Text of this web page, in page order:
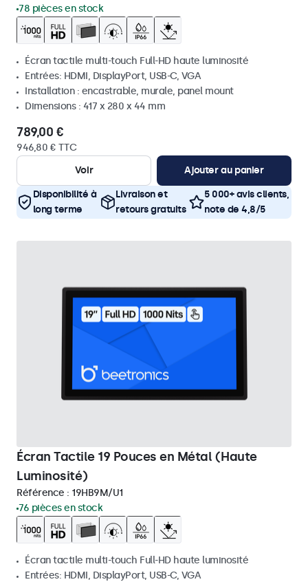
78 pièces en stock
Écran tactile multi-touch Full-HD haute luminosité
Entrées: HDMI, DisplayPort, USB-C, VGA
Installation : encastrable, murale, panel mount
Dimensions : 417 x 280 x 44 mm
789,00 €
946,80 € TTC
Voir
Ajouter au panier
Disponibilité à
long terme
Livraison et
retours gratuits
5 000+ avis clients,
note de 4,8/5
Écran Tactile 19 Pouces en Métal (Haute
Luminosité)
Référence : 19HB9M/U1
76 pièces en stock
Écran tactile multi-touch Full-HD haute luminosité
Entrées: HDMI, DisplayPort, USB-C, VGA